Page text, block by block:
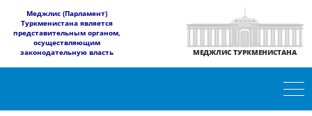
​Меджлис (Парламент)
Туркменистана является
представительным органом,
осуществляющим
законодательную власть
МЕДЖЛИС ТУРКМЕНИСТАНА